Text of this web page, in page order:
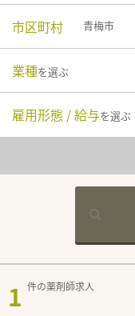
市区町村 青梅市
業種を選ぶ
雇用形態 / 給与を選ぶ
1 件の薬剤師求人